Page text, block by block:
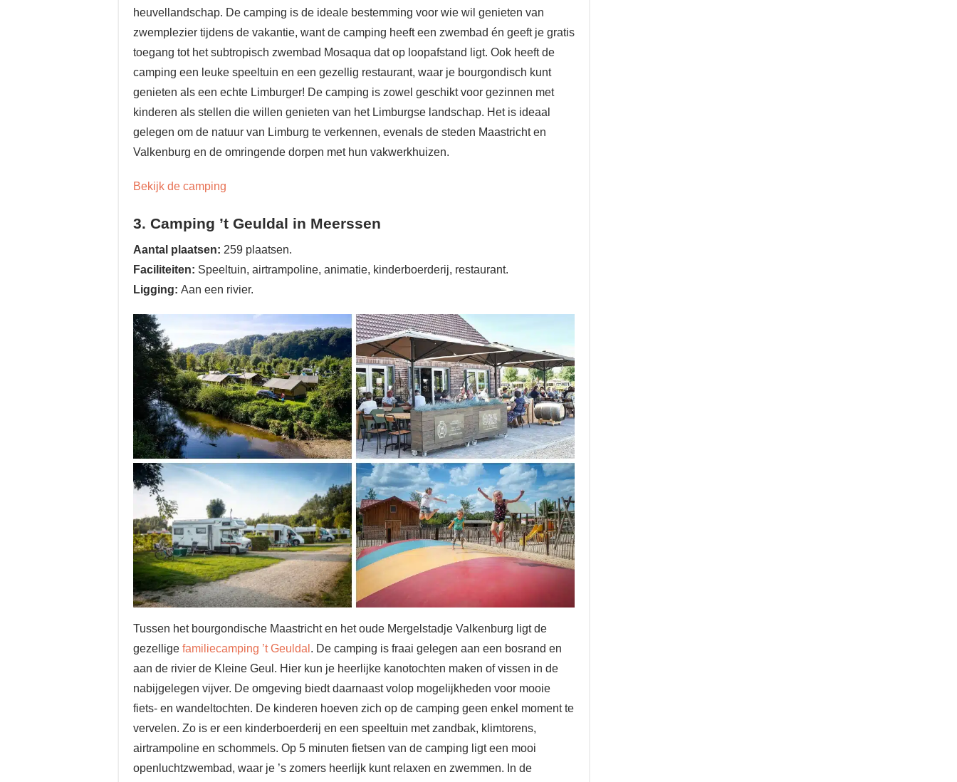
heuvellandschap. De camping is de ideale bestemming voor wie wil genieten van
zwemplezier tijdens de vakantie, want de camping heeft een zwembad én geeft je gratis
toegang tot het subtropisch zwembad Mosaqua dat op loopafstand ligt. Ook heeft de
camping een leuke speeltuin en een gezellig restaurant, waar je bourgondisch kunt
genieten als een echte Limburger! De camping is zowel geschikt voor gezinnen met
kinderen als stellen die willen genieten van het Limburgse landschap. Het is ideaal
gelegen om de natuur van Limburg te verkennen, evenals de steden Maastricht en
Valkenburg en de omringende dorpen met hun vakwerkhuizen.
Bekijk de camping
3. Camping ’t Geuldal in Meerssen
Aantal plaatsen: 259 plaatsen.
Faciliteiten: Speeltuin, airtrampoline, animatie, kinderboerderij, restaurant.
Ligging: Aan een rivier.
Tussen het bourgondische Maastricht en het oude Mergelstadje Valkenburg ligt de
gezellige familiecamping ’t Geuldal . De camping is fraai gelegen aan een bosrand en
aan de rivier de Kleine Geul. Hier kun je heerlijke kanotochten maken of vissen in de
nabijgelegen vijver. De omgeving biedt daarnaast volop mogelijkheden voor mooie
fiets- en wandeltochten. De kinderen hoeven zich op de camping geen enkel moment te
vervelen. Zo is er een kinderboerderij en een speeltuin met zandbak, klimtorens,
airtrampoline en schommels. Op 5 minuten fietsen van de camping ligt een mooi
openluchtzwembad, waar je ’s zomers heerlijk kunt relaxen en zwemmen. In de